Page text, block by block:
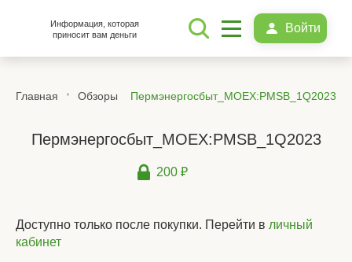
Информация, которая
приносит вам деньги
Войти
Главная Обзоры Пермэнергосбыт_MOEX:PMSB_1Q2023
Пермэнергосбыт_MOEX:PMSB_1Q2023
200 ₽
Доступно только после покупки. Перейти в личный
кабинет